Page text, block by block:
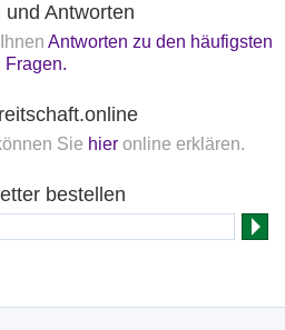
und Antworten
Antworten zu den häufigsten
Fragen.
Sie hier online erklären.
bestellen